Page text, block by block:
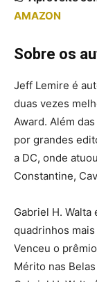
AMAZON
Sobre os
Jeff Lemire é
duas vezes
Award. Além
por grandes
a DC, onde
Constantine,
Gabriel H.
quadrinhos
Venceu o
Mérito nas